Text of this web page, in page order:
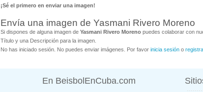
¡Sé el primero en enviar una imagen!
Envía una imagen de Yasmani Rivero Moreno
Si dispones de alguna imagen de Yasmani Rivero Moreno puedes colaborar con
Título y una Descripción para la imagen.
No has iniciado sesión. No puedes enviar imágenes. Por favor inicia sesión o
En BeisbolEnCuba.com